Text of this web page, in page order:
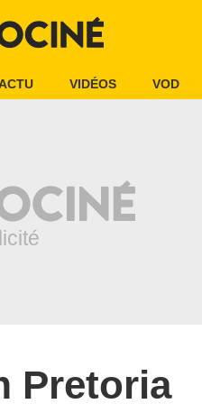
VIDÉOS VOD
Pretoria